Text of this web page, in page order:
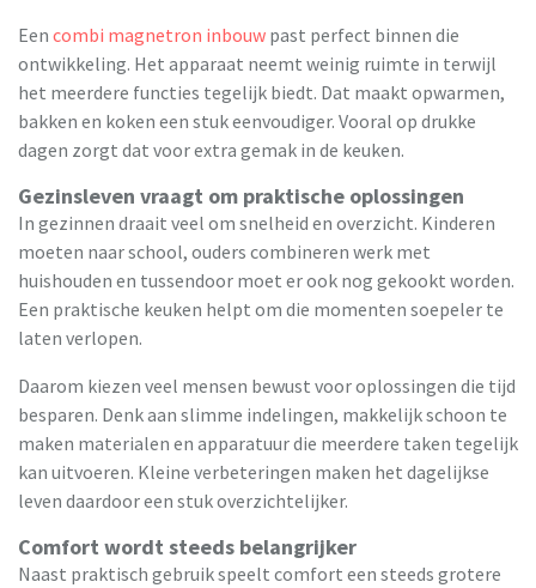
Een combi magnetron inbouw past perfect binnen die
ontwikkeling. Het apparaat neemt weinig ruimte in terwijl
het meerdere functies tegelijk biedt. Dat maakt opwarmen,
bakken en koken een stuk eenvoudiger. Vooral op drukke
dagen zorgt dat voor extra gemak in de keuken.
Gezinsleven vraagt om praktische oplossingen
In gezinnen draait veel om snelheid en overzicht. Kinderen
moeten naar school, ouders combineren werk met
huishouden en tussendoor moet er ook nog gekookt worden.
Een praktische keuken helpt om die momenten soepeler te
laten verlopen.
Daarom kiezen veel mensen bewust voor oplossingen die tijd
besparen. Denk aan slimme indelingen, makkelijk schoon te
maken materialen en apparatuur die meerdere taken tegelijk
kan uitvoeren. Kleine verbeteringen maken het dagelijkse
leven daardoor een stuk overzichtelijker.
Comfort wordt steeds belangrijker
Naast praktisch gebruik speelt comfort een steeds grotere